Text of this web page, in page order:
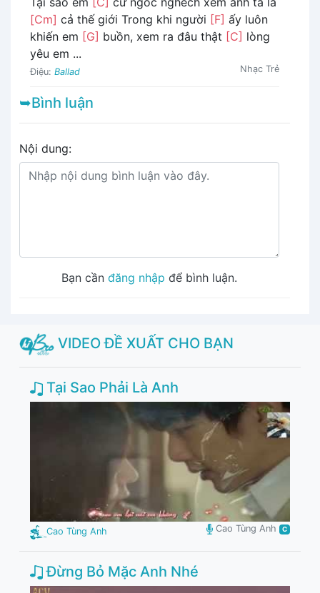
[Cm] cả thế giới Trong khi người [F] ấy luôn
khiến em [G] buồn, xem ra đâu thật [C] lòng
yêu em ...
Điệu: Ballad Nhạc Trẻ
➥Bình luận
Nội dung:
Bạn cần đăng nhập để bình luận.
VIDEO ĐỀ XUẤT CHO BẠN
Tại Sao Phải Là Anh
Cao Tùng Anh Cao Tùng Anh C
Đừng Bỏ Mặc Anh Nhé